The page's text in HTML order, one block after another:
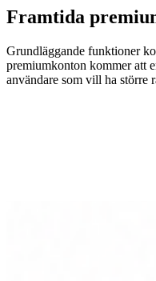
Framtida
Grundläggande funktioner
premiumkonton kommer att
användare som vill ha